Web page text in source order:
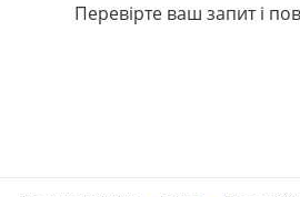
Перевірте ваш запит і